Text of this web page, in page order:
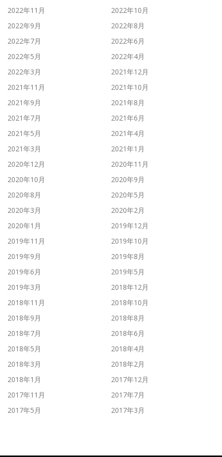
2022年11月
2022年10月
2022年9月
2022年8月
2022年7月
2022年6月
2022年5月
2022年4月
2022年3月
2021年12月
2021年11月
2021年10月
2021年9月
2021年8月
2021年7月
2021年6月
2021年5月
2021年4月
2021年3月
2021年1月
2020年12月
2020年11月
2020年10月
2020年9月
2020年8月
2020年5月
2020年3月
2020年2月
2020年1月
2019年12月
2019年11月
2019年10月
2019年9月
2019年8月
2019年6月
2019年5月
2019年3月
2018年12月
2018年11月
2018年10月
2018年9月
2018年8月
2018年7月
2018年6月
2018年5月
2018年4月
2018年3月
2018年2月
2018年1月
2017年12月
2017年11月
2017年7月
2017年5月
2017年3月